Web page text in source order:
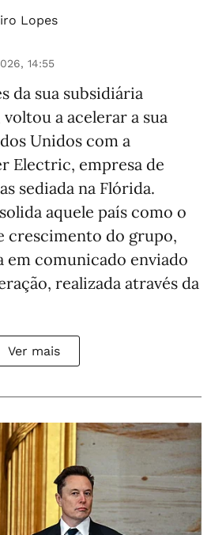
Lopes
14:55
da sua subsidiária
a acelerar a sua
Unidos com a
Electric, empresa de
sediada na Flórida.
aquele país como o
crescimento do grupo,
em comunicado enviado
realizada através da
Ver mais